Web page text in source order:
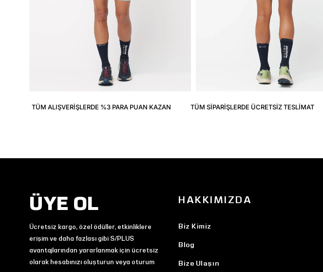
TÜM ALIŞVERIŞLERDE %3 PARA PUAN KAZAN TÜM SIPARIŞLERDE ÜCRETSIZ TESLIMAT
ÜYE OL
Ücretsiz kargo, özel ödüller, etkinliklere
erişim ve daha fazlası gibi S/PLUS
avantajlarından yararlanmak için ücretsiz
olarak hesabınızı oluşturun veya oturum
HAKKIMIZDA
Biz Kimiz
Blog
Bize Ulaşın